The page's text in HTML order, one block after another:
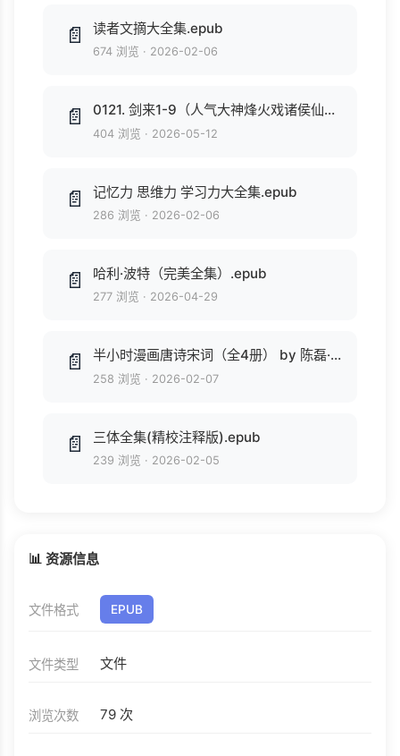
📄 读者文摘大全集.epub
674 浏览 · 2026-02-06
📄 0121. 剑来1-9（人气大神烽火戏诸侯仙侠力作，常年稳居纵横中文网畅销榜top1，第四届橙瓜网络文学奖年度十大作品）(套装共9册).epub
404 浏览 · 2026-05-12
📄 记忆力 思维力 学习力大全集.epub
286 浏览 · 2026-02-06
📄 哈利·波特（完美全集）.epub
277 浏览 · 2026-04-29
📄 半小时漫画唐诗宋词（全4册） by 陈磊·半小时漫画团队 (z-lib.org).epub
258 浏览 · 2026-02-07
📄 三体全集(精校注释版).epub
239 浏览 · 2026-02-05
📊 资源信息
文件格式 EPUB
文件类型 文件
浏览次数 79 次